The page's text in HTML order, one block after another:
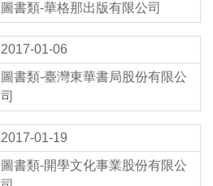
圖書類-華格那出版有限公司
2017-01-06
圖書類-臺灣東華書局股份有限公
司
2017-01-19
圖書類-開學文化事業股份有限公